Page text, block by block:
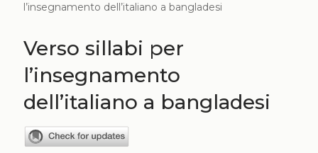
l’insegnamento dell’italiano a bangladesi
Verso sillabi per
l’insegnamento
dell’italiano a bangladesi